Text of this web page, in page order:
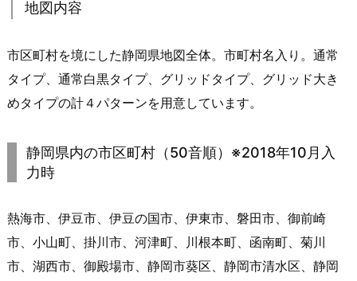
地図内容
市区町村を境にした静岡県地図全体。市町村名入り。通常
タイプ、通常白黒タイプ、グリッドタイプ、グリッド大き
めタイプの計４パターンを用意しています。
静岡県内の市区町村（50音順）※2018年10月入
力時
熱海市、伊豆市、伊豆の国市、伊東市、磐田市、御前崎
市、小山町、掛川市、河津町、川根本町、函南町、菊川
市、湖西市、御殿場市、静岡市葵区、静岡市清水区、静岡